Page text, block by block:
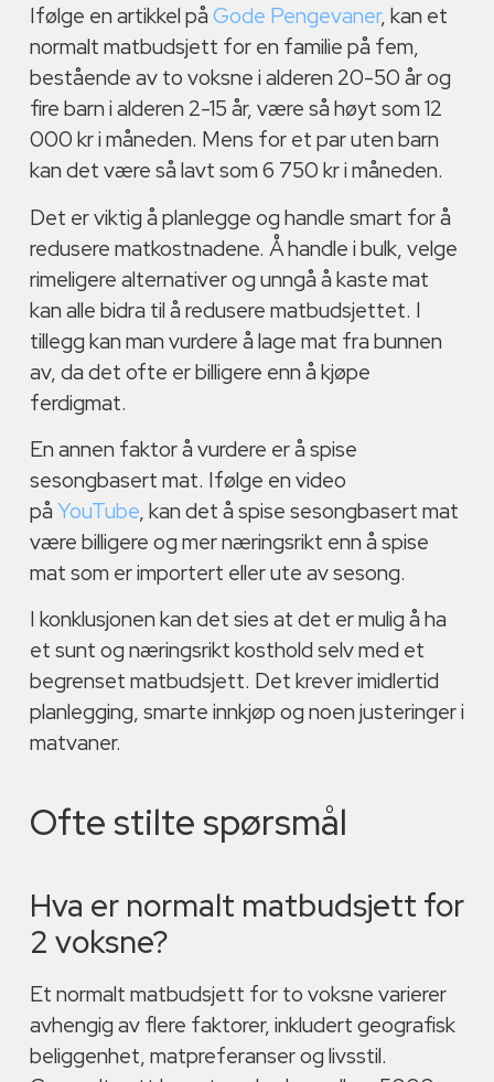
Ifølge en artikkel påGode Pengevaner, kan et
normalt matbudsjett for en familie på fem,
bestående av to voksne i alderen 20-50 år og
fire barn i alderen 2-15 år, være så høyt som 12
000 kr i måneden. Mens for et par uten barn
kan det være så lavt som 6 750 kr i måneden.
Det er viktig å planlegge og handle smart for å
redusere matkostnadene. Å handle i bulk, velge
rimeligere alternativer og unngå å kaste mat
kan alle bidra til å redusere matbudsjettet. I
tillegg kan man vurdere å lage mat fra bunnen
av, da det ofte er billigere enn å kjøpe
ferdigmat.
En annen faktor å vurdere er å spise
sesongbasert mat. Ifølge en video
påYouTube, kan det å spise sesongbasert mat
være billigere og mer næringsrikt enn å spise
mat som er importert eller ute av sesong.
I konklusjonen kan det sies at det er mulig å ha
et sunt og næringsrikt kosthold selv med et
begrenset matbudsjett. Det krever imidlertid
planlegging, smarte innkjøp og noen justeringer i
matvaner.
Ofte stilte spørsmål
Hva er normalt matbudsjett for
2 voksne?
Et normalt matbudsjett for to voksne varierer
avhengig av flere faktorer, inkludert geografisk
beliggenhet, matpreferanser og livsstil.